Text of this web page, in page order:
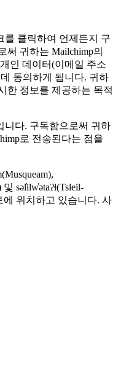
를 클릭하여 언제든지 구
써 귀하는 Mailchimp의
인 데이터(이메일 주소
동의하게 됩니다. 귀하
한 정보를 제공하는 목적
니다. 구독함으로써 귀하
로 전송된다는 점을
səl̓ilw̓ətaʔɬ(Tsleil-
에 위치하고 있습니다. 사